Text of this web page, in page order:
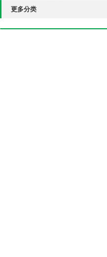
更多分类